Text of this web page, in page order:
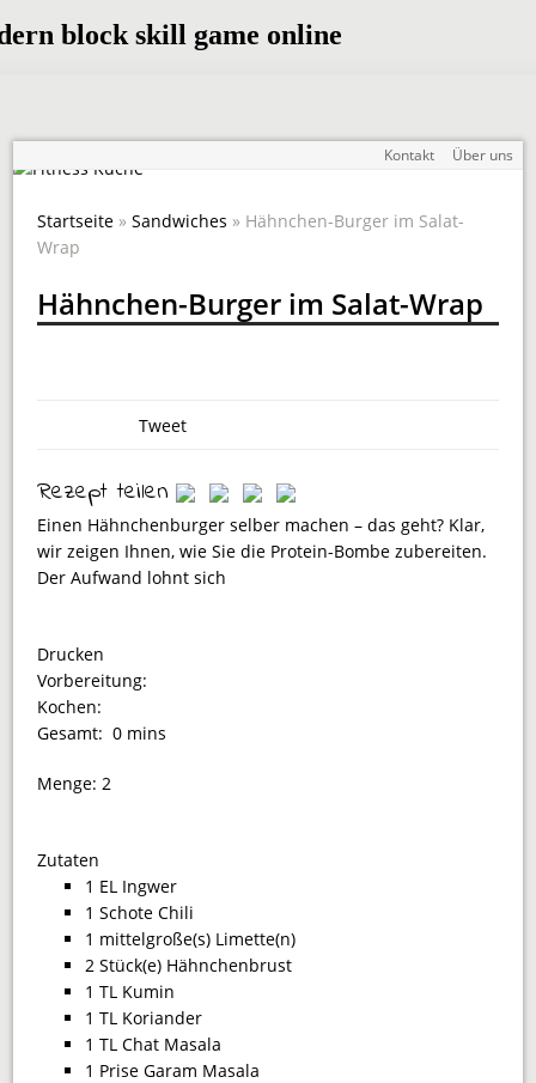
Kontakt Über uns
Startseite »Sandwiches » Hähnchen-Burger im Salat-
Wrap
Hähnchen-Burger im Salat-Wrap
Tweet
Rezept teilen
Einen Hähnchenburger selber machen – das geht? Klar,
wir zeigen Ihnen, wie Sie die Protein-Bombe zubereiten.
Der Aufwand lohnt sich
Drucken
Vorbereitung:
Kochen:
Gesamt:0 mins
Menge: 2
Zutaten
1 EL Ingwer
1 Schote Chili
1 mittelgroße(s) Limette(n)
2 Stück(e) Hähnchenbrust
1 TL Kumin
1 TL Koriander
1 TL Chat Masala
1 Prise Garam Masala